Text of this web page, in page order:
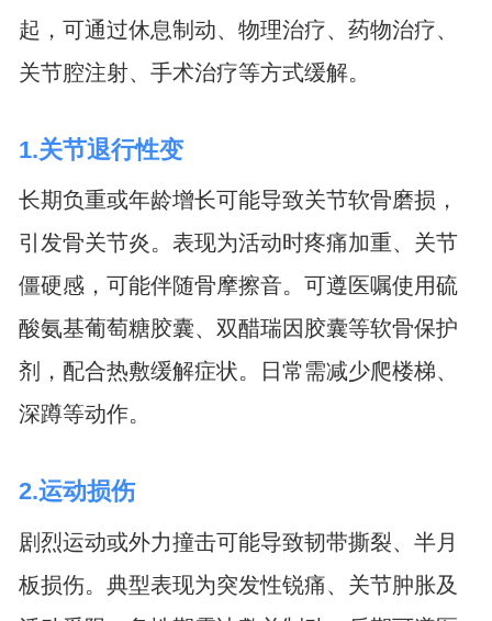
起，可通过休息制动、物理治疗、药物治疗、
关节腔注射、手术治疗等方式缓解。
1.关节退行性变
长期负重或年龄增长可能导致关节软骨磨损，
引发骨关节炎。表现为活动时疼痛加重、关节
僵硬感，可能伴随骨摩擦音。可遵医嘱使用硫
酸氨基葡萄糖胶囊、双醋瑞因胶囊等软骨保护
剂，配合热敷缓解症状。日常需减少爬楼梯、
深蹲等动作。
2.运动损伤
剧烈运动或外力撞击可能导致韧带撕裂、半月
板损伤。典型表现为突发性锐痛、关节肿胀及